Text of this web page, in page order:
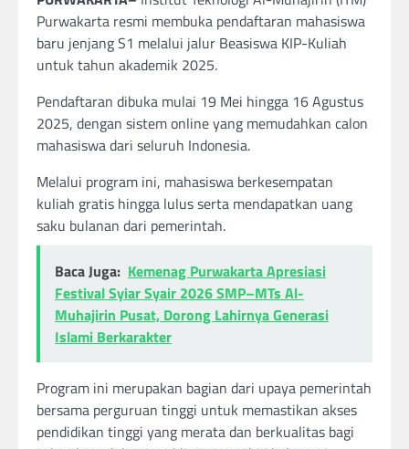
Purwakarta resmi membuka pendaftaran mahasiswa
baru jenjang S1 melalui jalur Beasiswa KIP-Kuliah
untuk tahun akademik 2025.
Pendaftaran dibuka mulai 19 Mei hingga 16 Agustus
2025, dengan sistem online yang memudahkan calon
mahasiswa dari seluruh Indonesia.
Melalui program ini, mahasiswa berkesempatan
kuliah gratis hingga lulus serta mendapatkan uang
saku bulanan dari pemerintah.
Baca Juga: Kemenag Purwakarta Apresiasi
Festival Syiar Syair 2026 SMP–MTs Al-
Muhajirin Pusat, Dorong Lahirnya Generasi
Islami Berkarakter
Program ini merupakan bagian dari upaya pemerintah
bersama perguruan tinggi untuk memastikan akses
pendidikan tinggi yang merata dan berkualitas bagi